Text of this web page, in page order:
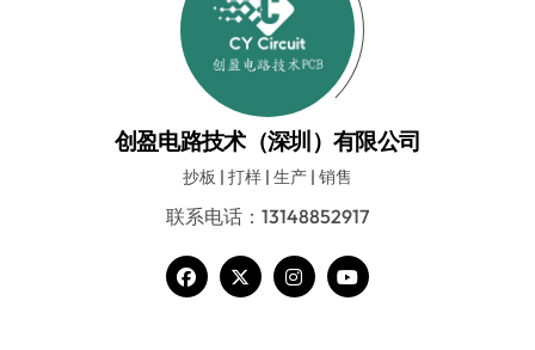
创盈电路技术（深圳）有限公司
抄板 | 打样 | 生产 | 销售
联系电话：13148852917